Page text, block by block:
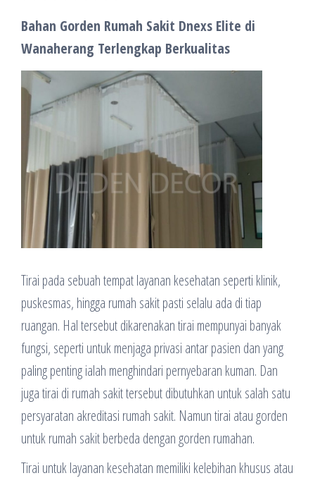
Bahan Gorden Rumah Sakit Dnexs Elite di
Wanaherang Terlengkap Berkualitas
Tirai pada sebuah tempat layanan kesehatan seperti klinik,
puskesmas, hingga rumah sakit pasti selalu ada di tiap
ruangan. Hal tersebut dikarenakan tirai mempunyai banyak
fungsi, seperti untuk menjaga privasi antar pasien dan yang
paling penting ialah menghindari pernyebaran kuman. Dan
juga tirai di rumah sakit tersebut dibutuhkan untuk salah satu
persyaratan akreditasi rumah sakit. Namun tirai atau gorden
untuk rumah sakit berbeda dengan gorden rumahan.
Tirai untuk layanan kesehatan memiliki kelebihan khusus atau